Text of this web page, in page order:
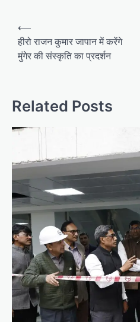
Post
navigation
⟵
हीरो राजन कुमार जापान में करेंगे
मुंगेर की संस्कृति का प्रदर्शन
Related Posts